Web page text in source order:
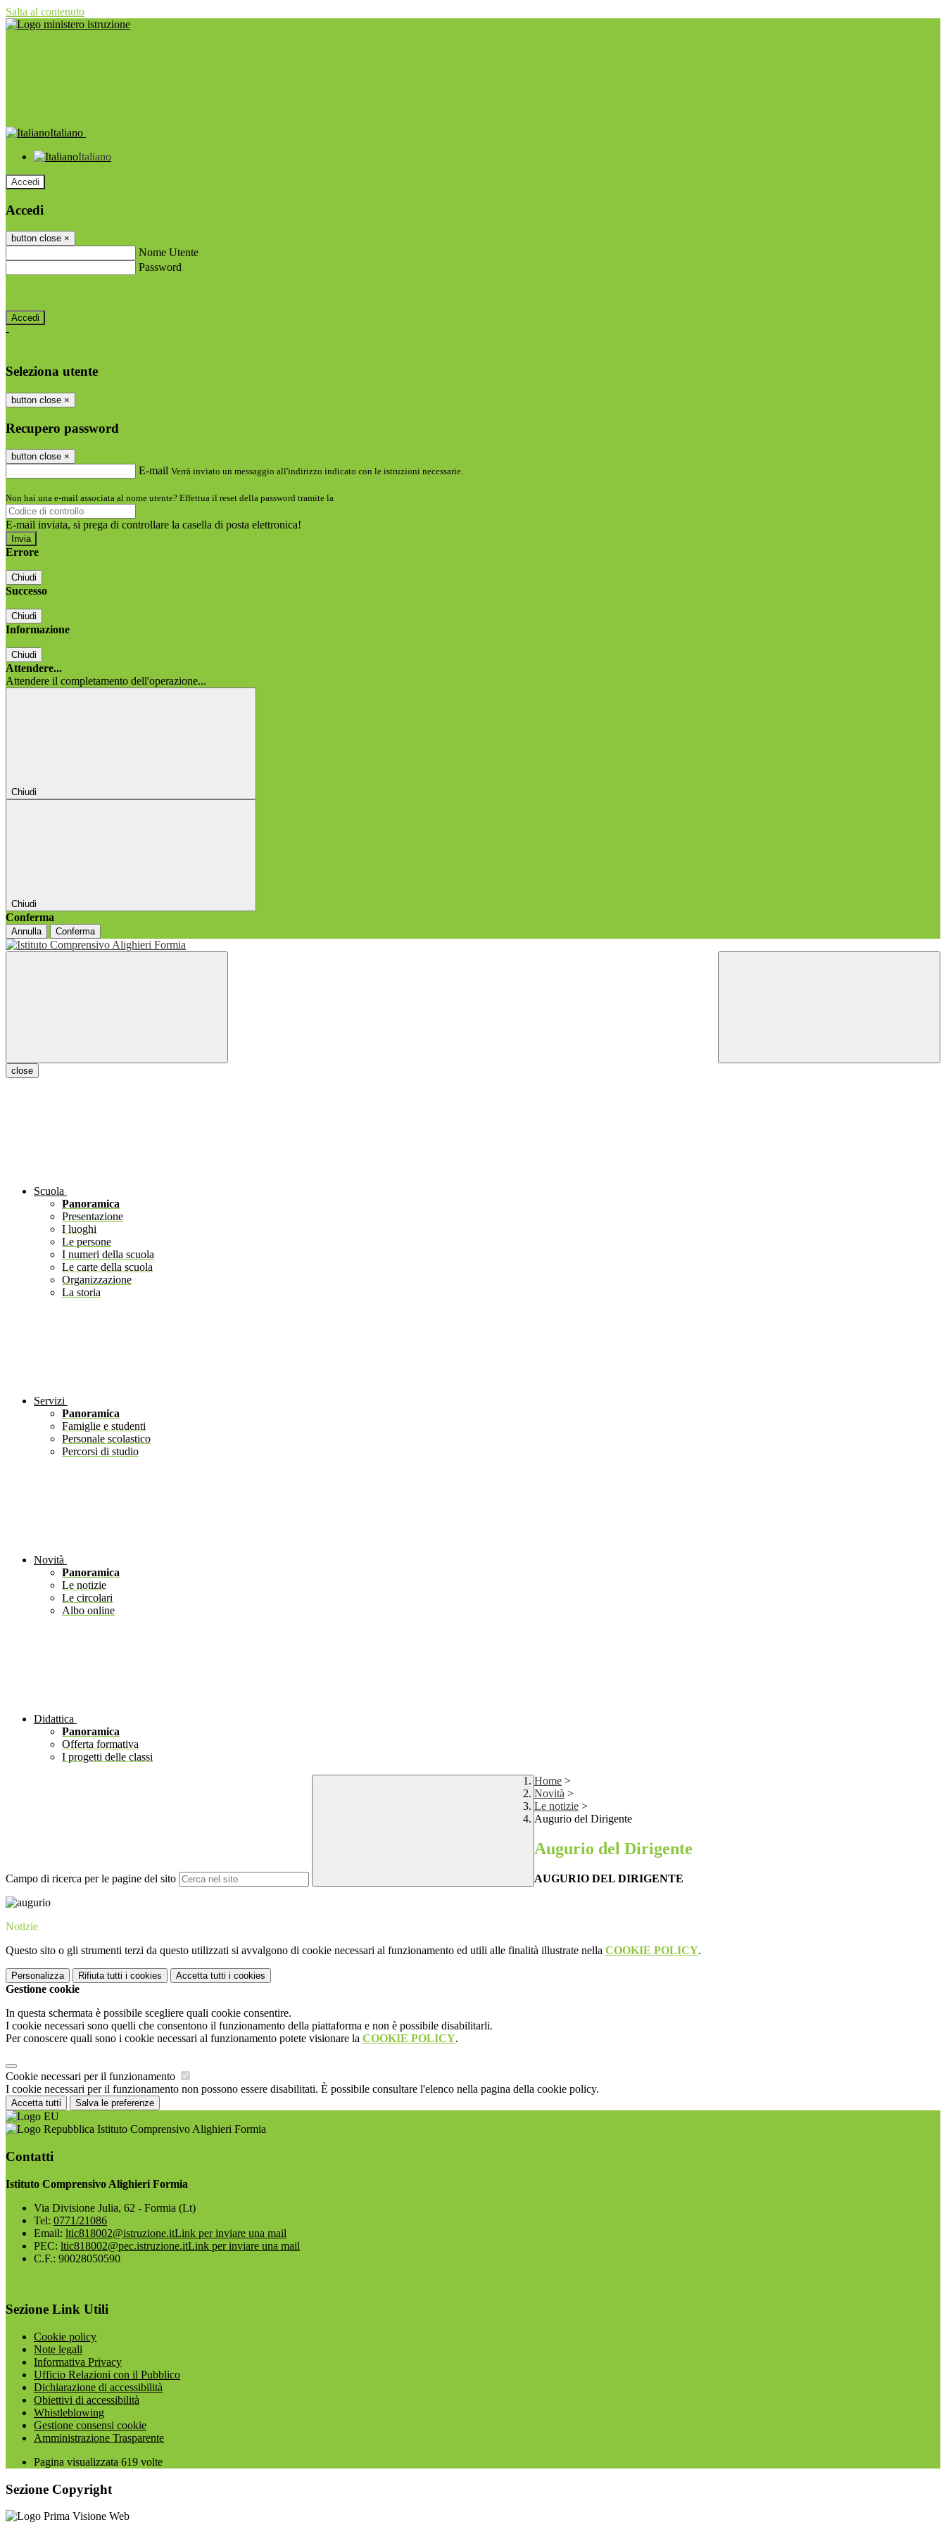
Salta al contenuto
Italiano
Italiano
Accedi
Accedi
button close ×
Nome Utente
Password
-
Seleziona utente
button close ×
Recupero password
button close ×
E-mail Verrà inviato un messaggio all'indirizzo indicato con le istruzioni necessarie.
Non hai una e-mail associata al nome utente? Effettua il reset della password tramite la
E-mail inviata, si prega di controllare la casella di posta elettronica!
Errore
Chiudi
Successo
Chiudi
Informazione
Chiudi
Attendere...
Attendere il completamento dell'operazione...
Chiudi
Chiudi
Conferma
Annulla Conferma
close
Scuola
Panoramica
Presentazione
I luoghi
Le persone
I numeri della scuola
Le carte della scuola
Organizzazione
La storia
Servizi
Panoramica
Famiglie e studenti
Personale scolastico
Percorsi di studio
Novità
Panoramica
Le notizie
Le circolari
Albo online
Didattica
Panoramica
Offerta formativa
I progetti delle classi
Campo di ricerca per le pagine del sito
Home >
Novità >
Le notizie >
Augurio del Dirigente
Augurio del Dirigente
AUGURIO DEL DIRIGENTE
Notizie
Questo sito o gli strumenti terzi da questo utilizzati si avvalgono di cookie necessari al funzionamento ed utili alle finalità illustrate nella COOKIE POLICY.
Personalizza Rifiuta tutti i cookies Accetta tutti i cookies
Gestione cookie
In questa schermata è possibile scegliere quali cookie consentire.
I cookie necessari sono quelli che consentono il funzionamento della piattaforma e non è possibile disabilitarli.
Per conoscere quali sono i cookie necessari al funzionamento potete visionare la COOKIE POLICY.
Cookie necessari per il funzionamento
I cookie necessari per il funzionamento non possono essere disabilitati. È possibile consultare l'elenco nella pagina della cookie policy.
Accetta tutti Salva le preferenze
Istituto Comprensivo Alighieri Formia
Contatti
Istituto Comprensivo Alighieri Formia
Via Divisione Julia, 62 - Formia (Lt)
Tel: 0771/21086
Email: ltic818002@istruzione.itLink per inviare una mail
PEC: ltic818002@pec.istruzione.itLink per inviare una mail
C.F.: 90028050590
Sezione Link Utili
Cookie policy
Note legali
Informativa Privacy
Ufficio Relazioni con il Pubblico
Dichiarazione di accessibilità
Obiettivi di accessibilità
Whistleblowing
Gestione consensi cookie
Amministrazione Trasparente
Pagina visualizzata 619 volte
Sezione Copyright